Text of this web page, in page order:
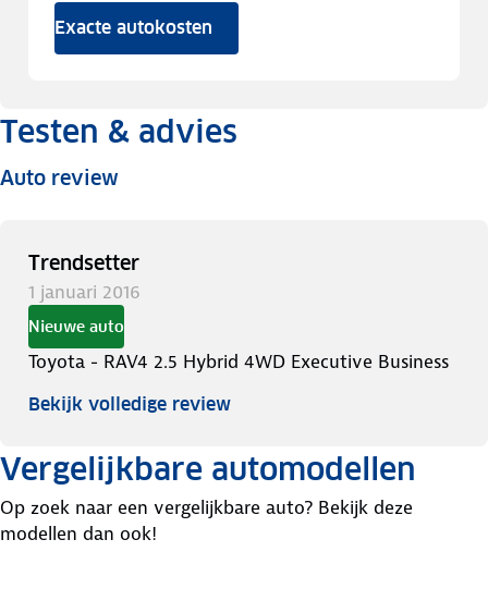
Exacte autokosten
Testen & advies
Auto review
Trendsetter
1 januari 2016
Nieuwe auto
Toyota - RAV4 2.5 Hybrid 4WD Executive Business
Bekijk volledige review
Vergelijkbare automodellen
Op zoek naar een vergelijkbare auto? Bekijk deze
modellen dan ook!